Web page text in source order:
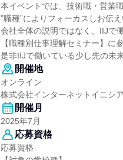
本イベントでは、技術職・営業
”職種”によりフォーカスしお伝え
会社全体の説明ではなく、IIJで
【職種別仕事理解セミナー】に
是非IIJで働いている少し先の未
開催地
オンライン
株式会社インターネットイニシ
開催月
2025年7月
応募資格
応募資格